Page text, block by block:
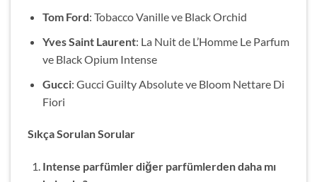
Tom Ford: Tobacco Vanille ve Black Orchid
Yves Saint Laurent: La Nuit de L’Homme Le Parfum
ve Black Opium Intense
Gucci: Gucci Guilty Absolute ve Bloom Nettare Di
Fiori
Sıkça Sorulan Sorular
Intense parfümler diğer parfümlerden daha mı